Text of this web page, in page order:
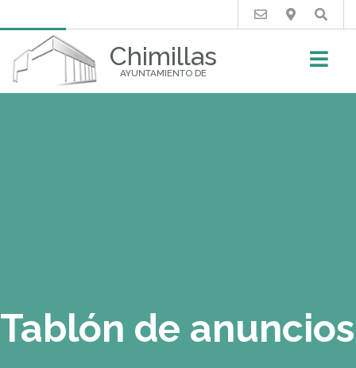
Chimillas
AYUNTAMIENTO DE
Buscar
Tablón de anuncios